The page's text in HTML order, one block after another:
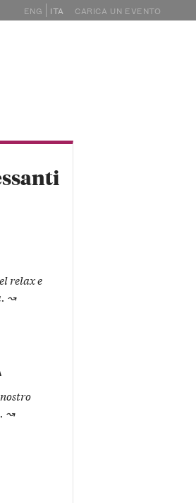
ENG ITA CARICA UN EVENTO
relax e
↝
↝